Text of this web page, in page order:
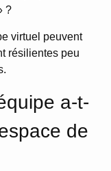
?
virtuel peuvent
résilientes peu
a-t-
de